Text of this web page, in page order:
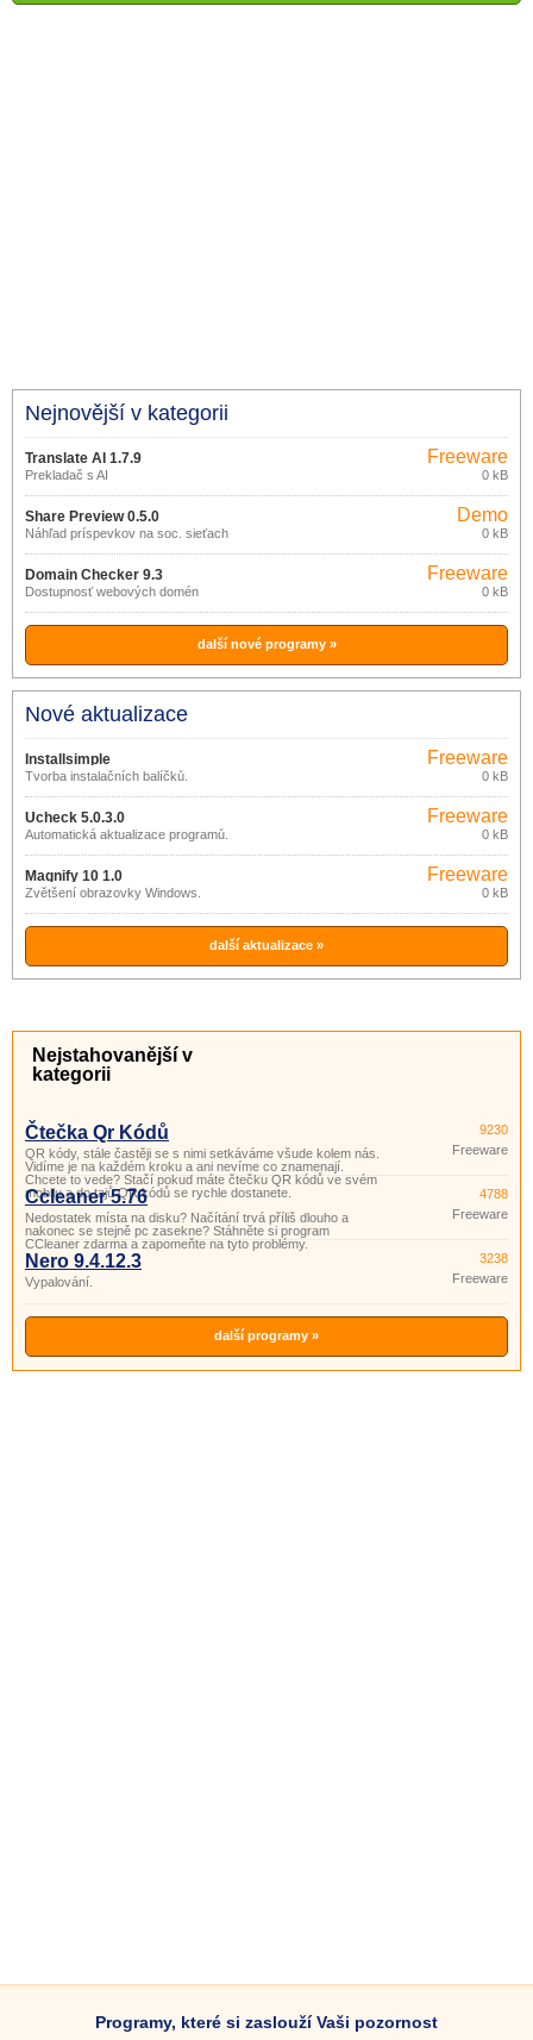
Nejnovější v kategorii
Translate AI 1.7.9
Prekladač s AI
Freeware
0 kB
Share Preview 0.5.0
Náhľad príspevkov na soc. sieťach
Demo
0 kB
Domain Checker 9.3
Dostupnosť webových domén
Freeware
0 kB
další nové programy »
Nové aktualizace
Installsimple
Tvorba instalačních balíčků.
Freeware
0 kB
Ucheck 5.0.3.0
Automatická aktualizace programů.
Freeware
0 kB
Magnify 10 1.0
Zvětšení obrazovky Windows.
Freeware
0 kB
další aktualizace »
Nejstahovanější v
kategorii
Čtečka Qr Kódů
QR kódy, stále častěji se s nimi setkáváme všude kolem nás.
Vidíme je na každém kroku a ani nevíme co znamenají.
Chcete to vede? Stačí pokud máte čtečku QR kódů ve svém
mobilu a do tajů QR kódů se rychle dostanete.
9230
Freeware
Ccleaner 5.76
Nedostatek místa na disku? Načítání trvá příliš dlouho a
nakonec se stejně pc zasekne? Stáhněte si program
CCleaner zdarma a zapomeňte na tyto problémy.
4788
Freeware
Nero 9.4.12.3
Vypalování.
3238
Freeware
další programy »
Programy, které si zaslouží Vaši pozornost